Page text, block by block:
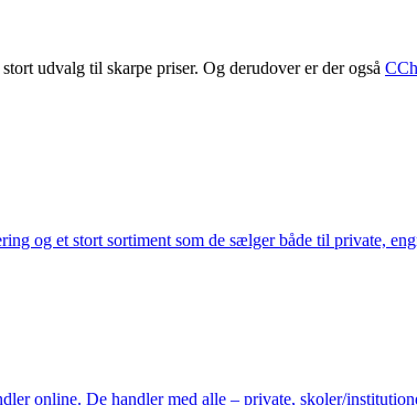
udvalg til skarpe priser. Og derudover er der også
og et stort sortiment som de sælger både til private,
online. De handler med alle – private, skoler/